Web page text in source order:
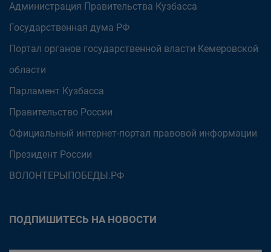
Администрация Правительства Кузбасса
Государственная дума РФ
Портал органов государственной власти Кемеровской
области
Парламент Кузбасса
Правительство России
Официальный интернет-портал правовой информации
Президент России
ВОЛОНТЕРЫПОБЕДЫ.РФ
ПОДПИШИТЕСЬ НА НОВОСТИ